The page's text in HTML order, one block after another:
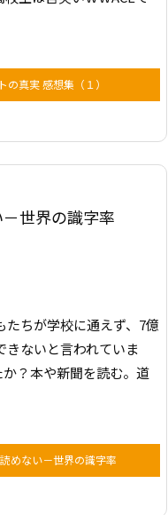
真実 感想集（１）
世界の識字率
ちが学校に通えず、 7億
ないと言われていま
？本や新聞を読む。 道
めない－世界の識字率